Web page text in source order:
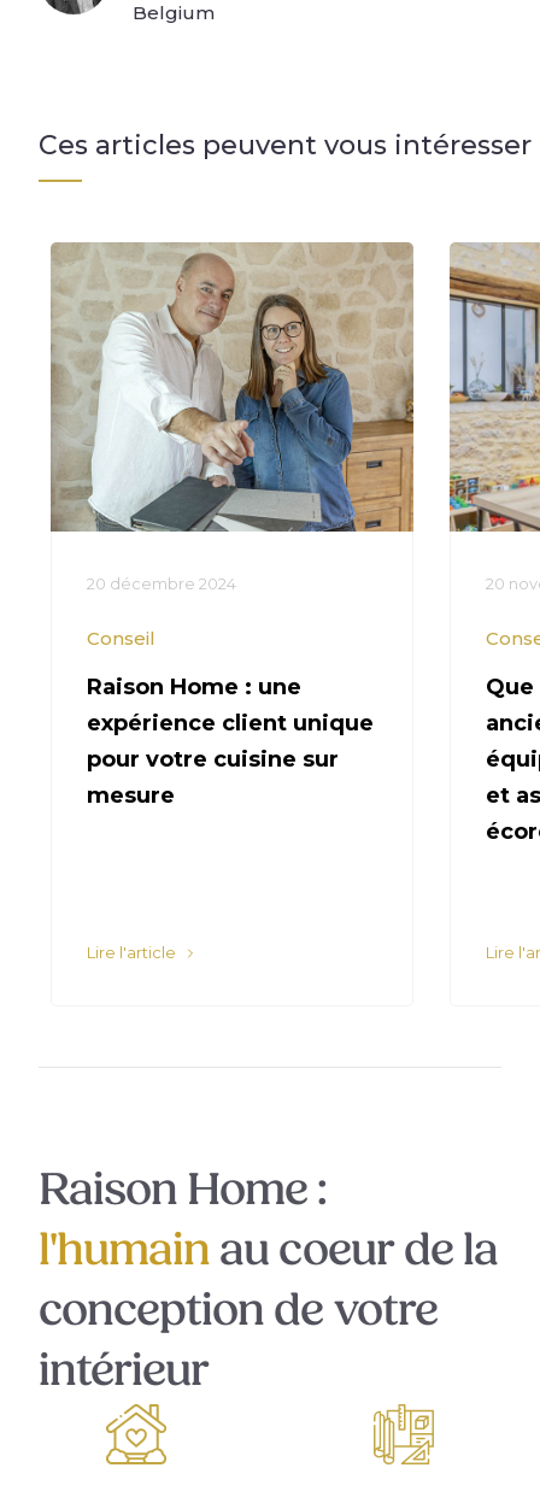
Belgium
Ces articles peuvent vous intéresser
20 décembre 2024
Conseil
Raison Home : une
expérience client unique
pour votre cuisine sur
mesure
Lire l'article
20
et
Lire
Raison Home :
l'humain au coeur de la
conception de votre
intérieur